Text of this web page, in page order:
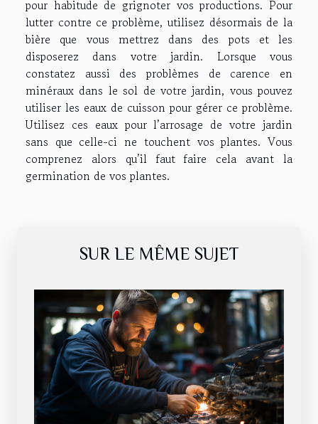
pour habitude de grignoter vos productions. Pour
lutter contre ce problème, utilisez désormais de la
bière que vous mettrez dans des pots et les
disposerez dans votre jardin. Lorsque vous
constatez aussi des problèmes de carence en
minéraux dans le sol de votre jardin, vous pouvez
utiliser les eaux de cuisson pour gérer ce problème.
Utilisez ces eaux pour l’arrosage de votre jardin
sans que celle-ci ne touchent vos plantes. Vous
comprenez alors qu’il faut faire cela avant la
germination de vos plantes.
SUR LE MÊME SUJET